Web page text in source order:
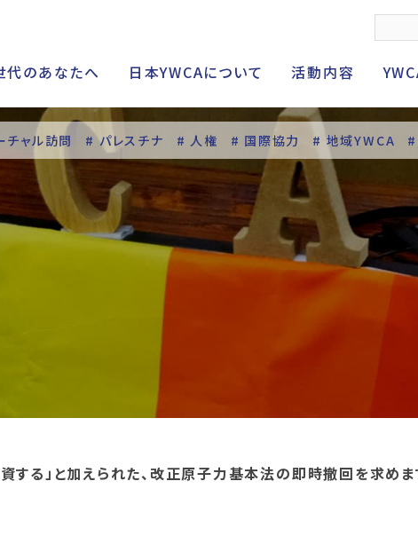
代のあなたへ 日本YWCAについて 活動内容
チャル訪問 # パレスチナ # 人権 # 国際協力 # 地域YWCA
する」と加えられた、改正原子力基本法の即時撤回を求めま